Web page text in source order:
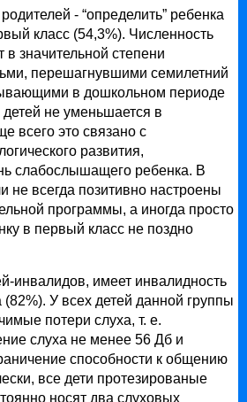
- “определить” ребенка
класс (54,3%). Численность
в значительной степени
перешагнувшими семилетний
в дошкольном периоде
не уменьшается в
всего это связано с
развития,
слабослышащего ребенка. В
не всегда позитивно настроены
программы, а иногда просто
в первый класс не поздно
инвалидов, имеет инвалидность
У всех детей данной группы
потери слуха, т. е.
слуха не менее 56 Дб и
способности к общению
все дети протезированые
носят два слуховых